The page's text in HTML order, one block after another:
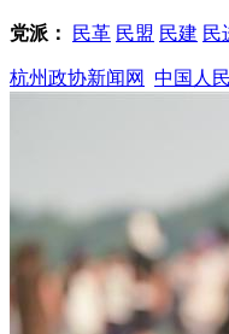
党派： 民革 民盟 民建 民
杭州政协新闻网 中国人